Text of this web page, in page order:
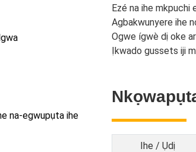
na-egwupụta ihe
Ezé na ihe mkpuchi
Agbakwunyere ihe
Ogwe ígwè dị oke
Ịkwado gussets iji
Ihe / Ụdị